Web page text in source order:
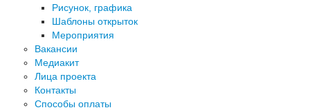
Рисунок, графика
Шаблоны открыток
Мероприятия
Вакансии
Медиакит
Лица проекта
Контакты
Способы оплаты